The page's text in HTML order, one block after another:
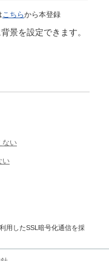
こちらから本登録
景を設定できます。
ない
い
用したSSL暗号化通信を採